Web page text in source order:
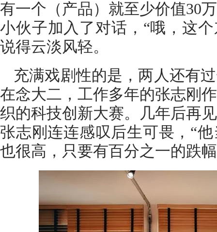
有一个（产品）就至少价值30
小伙子加入了对话，“哦，这
说得云淡风轻。
充满戏剧性的是，两人还有
在念大二，工作多年的张志刚
织的科技创新大赛。几年后再
张志刚连连感叹后生可畏，“
也很高，只要有百分之一的跌